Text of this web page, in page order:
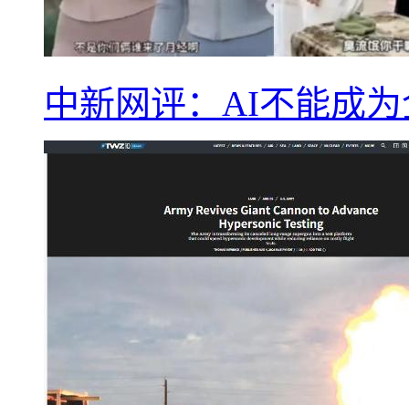
中新网评：AI不能成